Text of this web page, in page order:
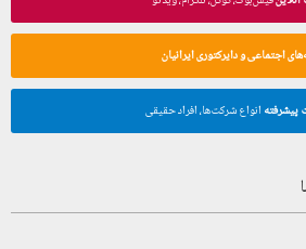
اجتماعی و دایرکتوری ایرانیان
انواع شرکت‌ها، افراد حقیقی